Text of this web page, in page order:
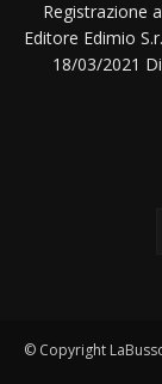
Registrazione
Editore Edimio
18/03/2021
© Copyright